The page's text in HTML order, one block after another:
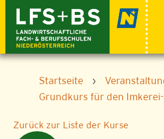
content
Startseite ›
Grundkurs für den
Zurück zur Liste der Kurse